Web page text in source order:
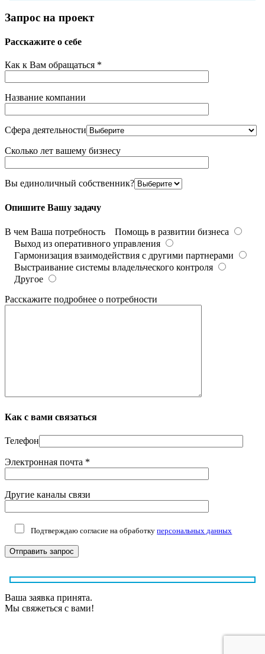
Запрос на проект
Расскажите о себе
Как к Вам обращаться *
Название компании
Сфера деятельности
Сколько лет вашему бизнесу
Вы единоличный собственник?
Опишите Вашу задачу
В чем Ваша потребность
Помощь в развитии бизнеса
Выход из оперативного управления
Гармонизация взаимодействия с другими партнерами
Выстраивание системы владельческого контроля
Другое
Расскажите подробнее о потребности
Как с вами связаться
Телефон
Электронная почта *
Другие каналы связи
Подтверждаю согласие на обработкуперсональных данных
Ваша заявка принята.
Мы свяжеться с вами!